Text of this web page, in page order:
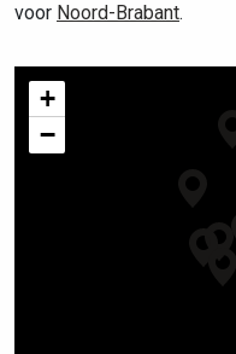
voor Noord-Brabant.
+
−